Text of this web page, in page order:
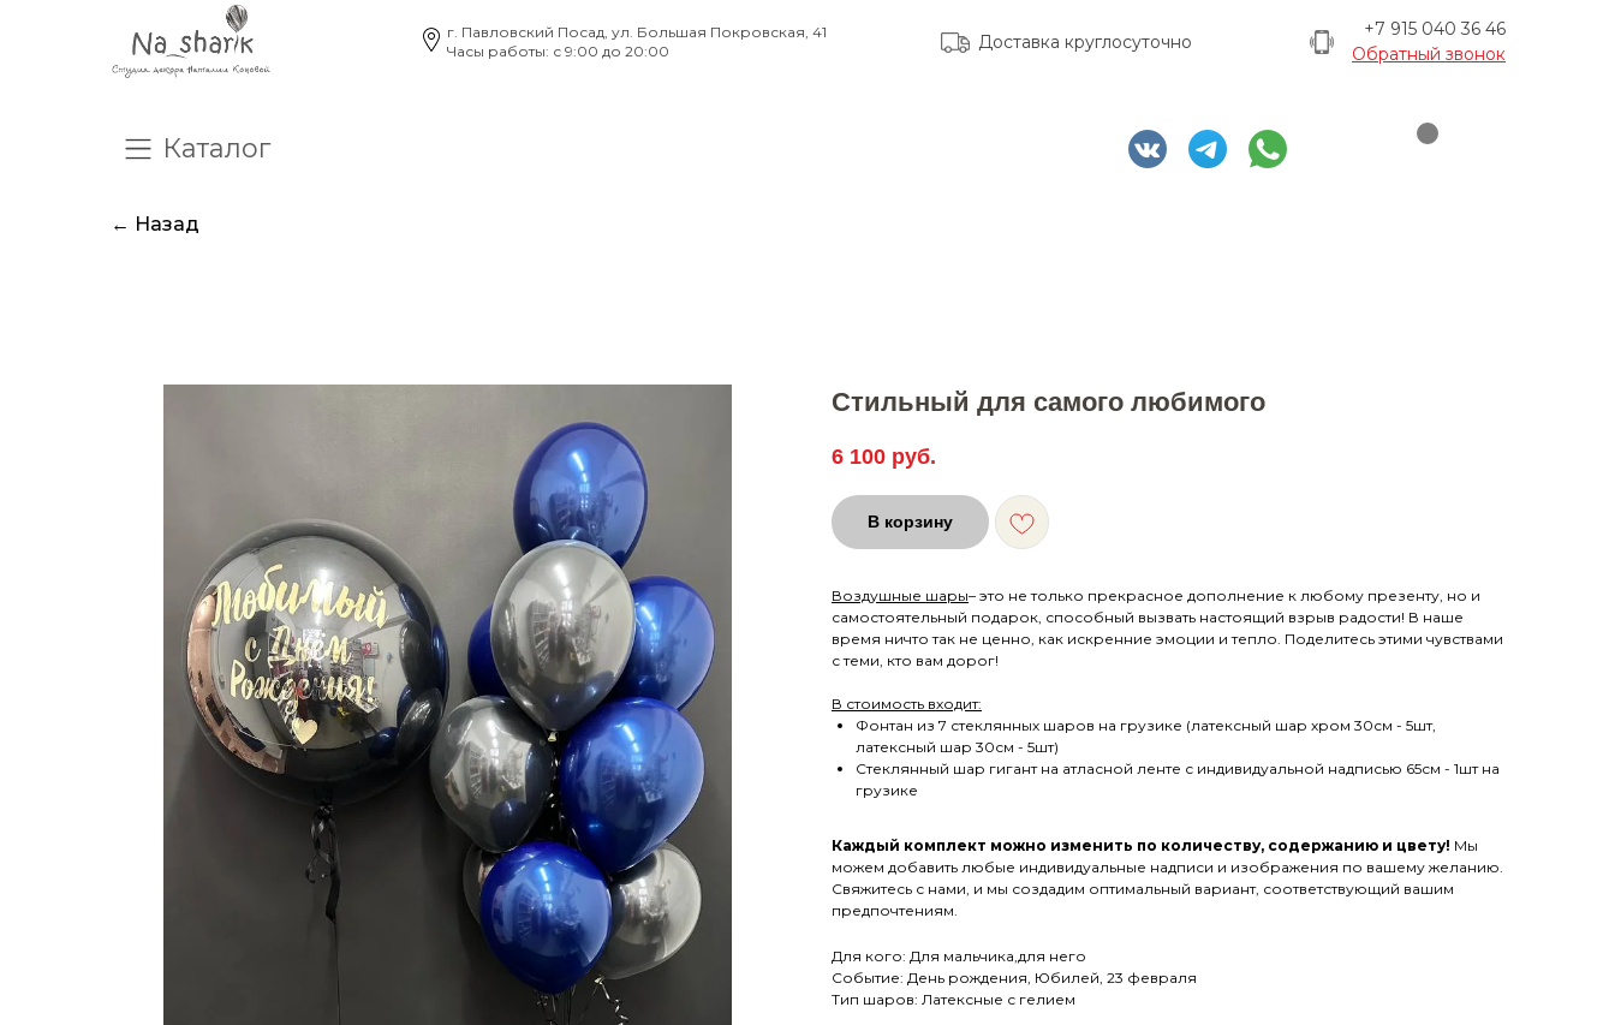
+7 915 040 36 46
Обратный звонок
г. Павловский Посад, ул. Большая Покровская, 41
Часы работы: с 9:00 до 20:00
Доставка круглосуточно
Каталог
← Назад
Стильный для самого любимого
6 100 руб.
В корзину
Воздушные шары– это не только прекрасное дополнение к любому презенту, но и
самостоятельный подарок, способный вызвать настоящий взрыв радости! В наше
время ничто так не ценно, как искренние эмоции и тепло. Поделитесь этими чувствами
с теми, кто вам дорог!
В стоимость входит:
Фонтан из 7 стеклянных шаров на грузике (латексный шар хром 30см - 5шт,
латексный шар 30см - 5шт)
Стеклянный шар гигант на атласной ленте с индивидуальной надписью 65см - 1шт на
грузике
Каждый комплект можно изменить по количеству, содержанию и цвету! Мы
можем добавить любые индивидуальные надписи и изображения по вашему желанию.
Свяжитесь с нами, и мы создадим оптимальный вариант, соответствующий вашим
предпочтениям.
Для кого: Для мальчика,для него
Событие: День рождения, Юбилей, 23 февраля
Тип шаров: Латексные с гелием